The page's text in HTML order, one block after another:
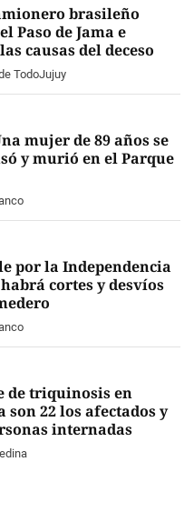
brasileño
Paso de Jama e
causas del deceso
TodoJujuy
mujer de 89 años se
y murió en el Parque
por la Independencia
cortes y desvíos
de triquinosis en
son 22 los afectados y
internadas